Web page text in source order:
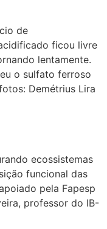
de
ficou livre
lentamente.
o sulfato ferroso
Demétrius Lira
ecossistemas
funcional das
pela Fapesp
professor do IB-